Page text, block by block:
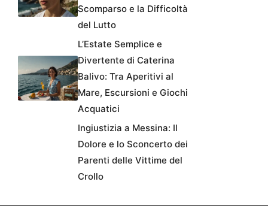
Scomparso e la Difficoltà
del Lutto
L’Estate Semplice e
Divertente di Caterina
Balivo: Tra Aperitivi al
Mare, Escursioni e Giochi
Acquatici
Ingiustizia a Messina: Il
Dolore e lo Sconcerto dei
Parenti delle Vittime del
Crollo